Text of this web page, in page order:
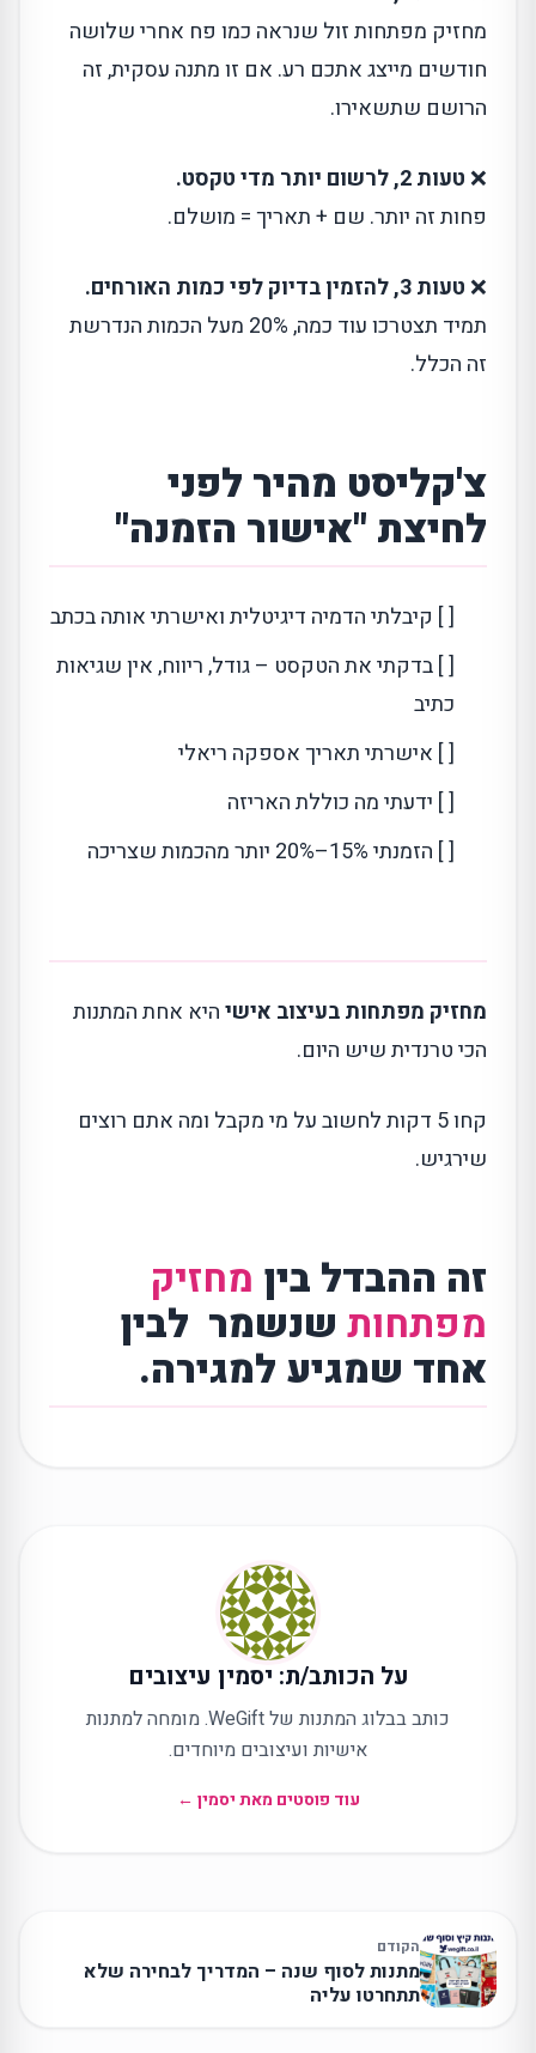
מחזיק מפתחות זול שנראה כמו פח אחרי שלושה
חודשים מייצג אתכם רע. אם זו מתנה עסקית, זה
הרושם שתשאירו.
❌טעות 2, לרשום יותר מדי טקסט.
פחות זה יותר. שם + תאריך = מושלם.
❌טעות 3, להזמין בדיוק לפי כמות האורחים.
תמיד תצטרכו עוד כמה, 20% מעל הכמות הנדרשת
זה הכלל.
צ'קליסט מהיר לפני
לחיצת "אישור הזמנה"
[ ] קיבלתי הדמיה דיגיטלית ואישרתי אותה בכתב
[ ] בדקתי את הטקסט – גודל, ריווח, אין שגיאות
כתיב
[ ] אישרתי תאריך אספקה ריאלי
[ ] ידעתי מה כוללת האריזה
[ ] הזמנתי 15%–20% יותר מהכמות שצריכה
מחזיק מפתחות בעיצוב אישיהיא אחת המתנות
הכי טרנדית שיש היום.
קחו 5 דקות לחשוב על מי מקבל ומה אתם רוצים
שירגיש.
זה ההבדל בין מחזיק
מפתחות שנשמר לבין
אחד שמגיע למגירה.
על הכותב/ת: יסמין עיצובים
כותב בבלוג המתנות של WeGift. מומחה למתנות
אישיות ועיצובים מיוחדים.
עוד פוסטים מאת יסמין ←
הקודם
מתנות לסוף שנה – המדריך לבחירה שלא
תתחרטו עליה